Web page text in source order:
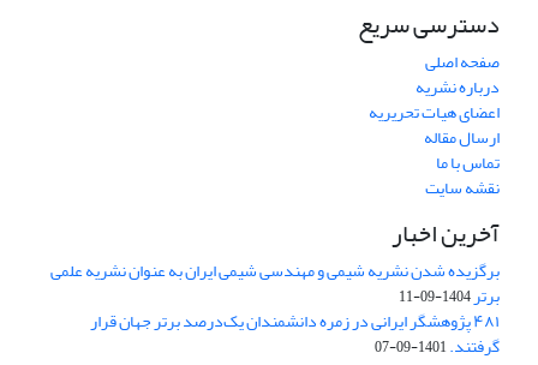
دسترسی سریع
صفحه اصلی
درباره نشریه
اعضای هیات تحریریه
ارسال مقاله
تماس با ما
نقشه سایت
آخرین اخبار
برگزیده شدن نشریه شیمی و مهندسی شیمی ایران به عنوان نشریه علمی
برتر1404-09-11
۴۸۱ پژوهشگر ایرانی در زمره دانشمندان یک‌درصد برتر جهان قرار
گرفتند.1401-09-07